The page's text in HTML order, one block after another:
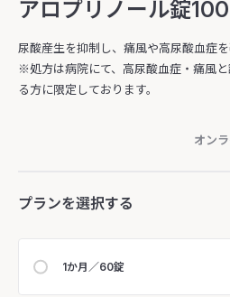
アロプリノール錠
尿酸産生を抑制し、痛風や高尿酸血症を
※処方は病院にて、高尿酸血症・痛風
る方に限定しております。
オン
プランを選択する
1か月／60錠